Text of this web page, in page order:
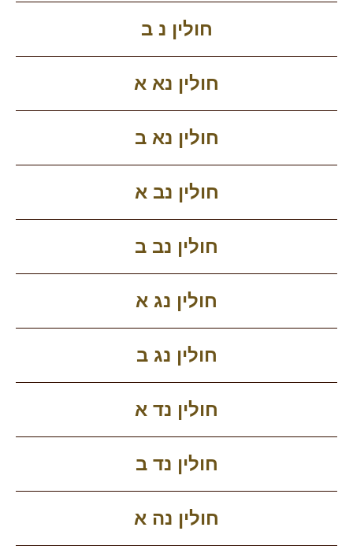
חולין נ ב
חולין נא א
חולין נא ב
חולין נב א
חולין נב ב
חולין נג א
חולין נג ב
חולין נד א
חולין נד ב
חולין נה א